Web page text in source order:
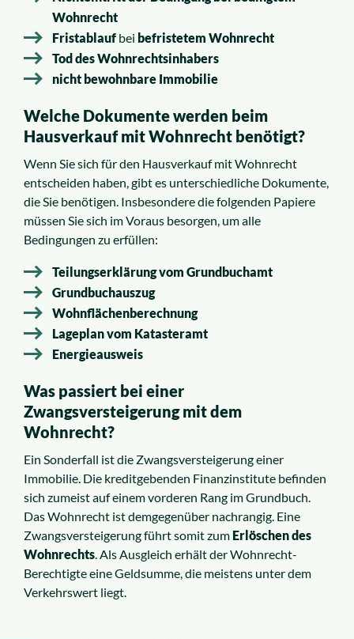
Wohnrecht
Fristablauf bei befristetem Wohnrecht
Tod des Wohnrechtsinhabers
nicht bewohnbare Immobilie
Welche Dokumente werden beim
Hausverkauf mit Wohnrecht benötigt?
Wenn Sie sich für den Hausverkauf mit Wohnrecht
entscheiden haben, gibt es unterschiedliche Dokumente,
die Sie benötigen. Insbesondere die folgenden Papiere
müssen Sie sich im Voraus besorgen, um alle
Bedingungen zu erfüllen:
Teilungserklärung vom Grundbuchamt
Grundbuchauszug
Wohnflächenberechnung
Lageplan vom Katasteramt
Energieausweis
Was passiert bei einer
Zwangsversteigerung mit dem
Wohnrecht?
Ein Sonderfall ist die Zwangsversteigerung einer
Immobilie. Die kreditgebenden Finanzinstitute befinden
sich zumeist auf einem vorderen Rang im Grundbuch.
Das Wohnrecht ist demgegenüber nachrangig. Eine
Zwangsversteigerung führt somit zum Erlöschen des
Wohnrechts. Als Ausgleich erhält der Wohnrecht-
Berechtigte eine Geldsumme, die meistens unter dem
Verkehrswert liegt.